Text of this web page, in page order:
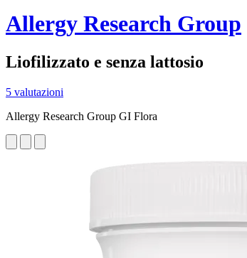
Allergy Research Group
Liofilizzato e senza lattosio
5 valutazioni
Allergy Research Group GI Flora